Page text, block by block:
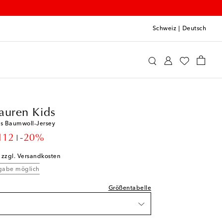
Schweiz Deutsch
Kids
Baumwoll-Jersey
price
-20%
Versandkosten
möglich
Größentabelle
normal aus
Artikel